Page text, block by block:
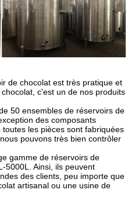
de chocolat est très pratique et
c'est un de nos produits
50 ensembles de réservoirs de
des composants
les pièces sont fabriquées
pouvons très bien contrôler
gamme de réservoirs de
5000L. Ainsi, ils peuvent
des clients, peu importe que
artisanal ou une usine de